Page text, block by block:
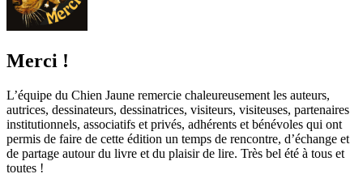
Merci !
L’équipe du Chien Jaune remercie chaleureusement les auteurs,
autrices, dessinateurs, dessinatrices, visiteurs, visiteuses, partenaires
institutionnels, associatifs et privés, adhérents et bénévoles qui ont
permis de faire de cette édition un temps de rencontre, d’échange et
de partage autour du livre et du plaisir de lire. Très bel été à tous et
toutes !